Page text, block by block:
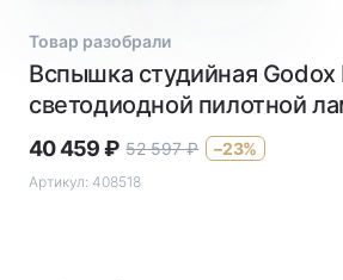
Товар разобрали
Вспышка студийная Godox
светодиодной пилотной
40 459₽ 52 597 ₽ –23%
Артикул: 408518